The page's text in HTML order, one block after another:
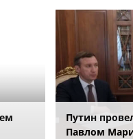
Путин
Павлом